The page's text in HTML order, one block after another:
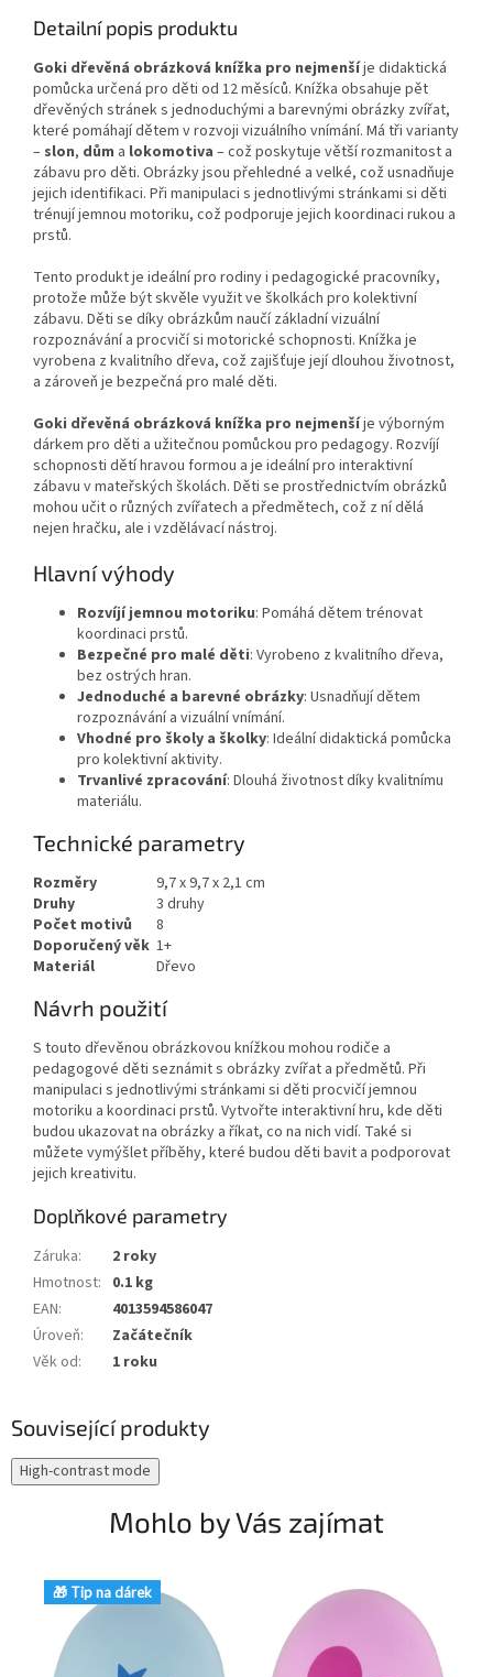
Detailní popis produktu
Goki dřevěná obrázková knížka pro nejmenšíje didaktická
pomůcka určená pro děti od 12 měsíců. Knížka obsahuje pět
dřevěných stránek s jednoduchými a barevnými obrázky zvířat,
které pomáhají dětem v rozvoji vizuálního vnímání. Má tři varianty
– slon, dům a lokomotiva – což poskytuje větší rozmanitost a
zábavu pro děti. Obrázky jsou přehledné a velké, což usnadňuje
jejich identifikaci. Při manipulaci s jednotlivými stránkami si děti
trénují jemnou motoriku, což podporuje jejich koordinaci rukou a
prstů.
Tento produkt je ideální pro rodiny i pedagogické pracovníky,
protože může být skvěle využit ve školkách pro kolektivní
zábavu. Děti se díky obrázkům naučí základní vizuální
rozpoznávání a procvičí si motorické schopnosti. Knížka je
vyrobena z kvalitního dřeva, což zajišťuje její dlouhou životnost,
a zároveň je bezpečná pro malé děti.
Goki dřevěná obrázková knížka pro nejmenšíje výborným
dárkem pro děti a užitečnou pomůckou pro pedagogy. Rozvíjí
schopnosti dětí hravou formou a je ideální pro interaktivní
zábavu v mateřských školách. Děti se prostřednictvím obrázků
mohou učit o různých zvířatech a předmětech, což z ní dělá
nejen hračku, ale i vzdělávací nástroj.
Hlavní výhody
Rozvíjí jemnou motoriku: Pomáhá dětem trénovat
koordinaci prstů.
Bezpečné pro malé děti: Vyrobeno z kvalitního dřeva,
bez ostrých hran.
Jednoduché a barevné obrázky: Usnadňují dětem
rozpoznávání a vizuální vnímání.
Vhodné pro školy a školky: Ideální didaktická pomůcka
pro kolektivní aktivity.
Trvanlivé zpracování: Dlouhá životnost díky kvalitnímu
materiálu.
Technické parametry
Rozměry
9,7 x 9,7 x 2,1 cm
Druhy
3 druhy
Počet motivů
8
Doporučený věk 1+
Materiál
Dřevo
Návrh použití
S touto dřevěnou obrázkovou knížkou mohou rodiče a
pedagogové děti seznámit s obrázky zvířat a předmětů. Při
manipulaci s jednotlivými stránkami si děti procvičí jemnou
motoriku a koordinaci prstů. Vytvořte interaktivní hru, kde děti
budou ukazovat na obrázky a říkat, co na nich vidí. Také si
můžete vymýšlet příběhy, které budou děti bavit a podporovat
jejich kreativitu.
Doplňkové parametry
Záruka:
2 roky
Hmotnost: 0.1 kg
EAN:
4013594586047
Úroveň:
Začátečník
Věk od: 1 roku
Související produkty
High-contrast mode
Mohlo by Vás zajímat
🎁 Tip na dárek